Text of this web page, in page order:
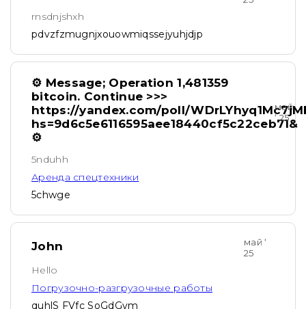
rnsdnjshxh
pdvzfzmugnjxouowmiqssejyuhjdjp
⚙ Message; Operation 1,481359
bitcoin. Continue >>>
https://yandex.com/poll/
hs=9d6c5e6116595aee18440cf5c22ceb71&
⚙
май
‘ 25
5nduhh
Аренда спецтехники
5chwge
John
май ‘
25
Hello
Погрузочно-разгрузочные работы
quhlS FVfc SoGdGvm